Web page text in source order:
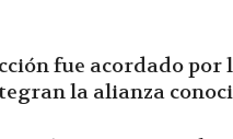
fue acordado
la alianza